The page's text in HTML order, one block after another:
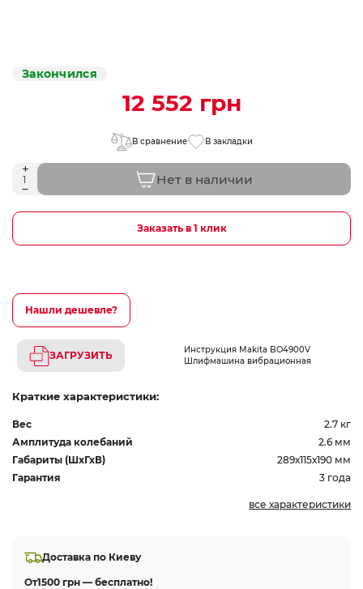
Закончился
12 552 грн
В сравнение В закладки
Нет в наличии
Заказать в 1 клик
Нашли дешевле?
ЗАГРУЗИТЬ
Инструкция Makita BO4900V
Шлифмашина вибрационная
Краткие характеристики:
Вес
2.7 кг
Амплитуда колебаний
2.6 мм
Габариты (ШхГхВ)
289х115х190 мм
Гарантия
3 года
все характеристики
Доставка по Киеву
От1500 грн — бесплатно!